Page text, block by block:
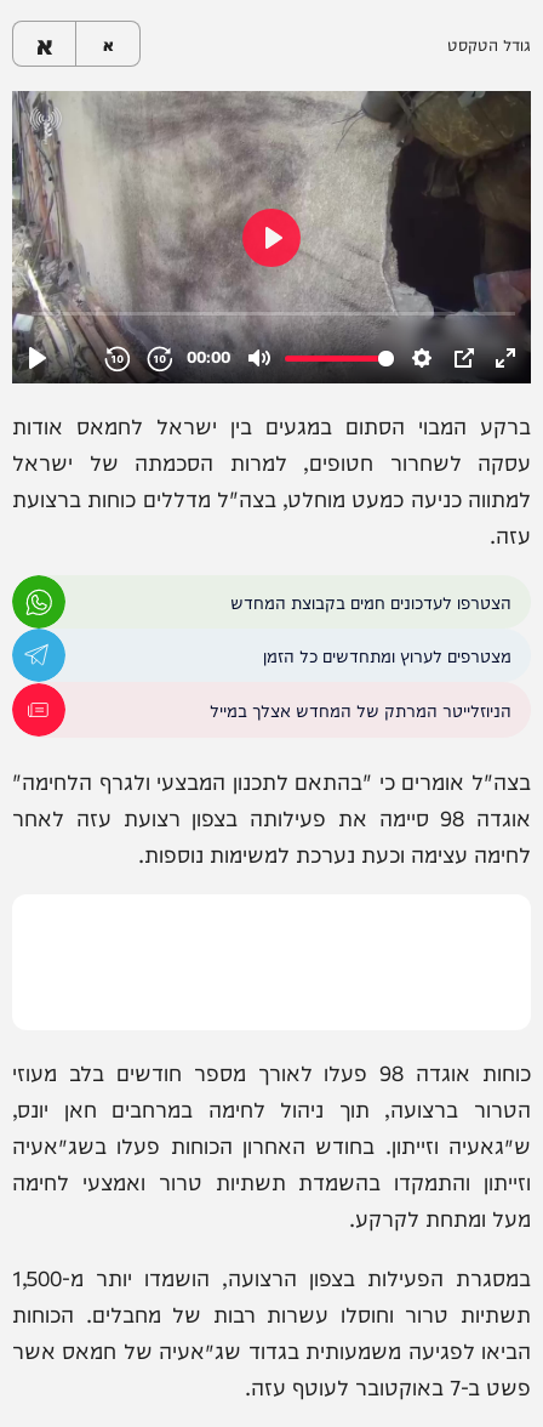
גודל הטקסט א א
ברקע המבוי הסתום במגעים בין ישראל לחמאס אודות
עסקה לשחרור חטופים, למרות הסכמתה של ישראל
למתווה כניעה כמעט מוחלט, בצה"ל מדללים כוחות ברצועת
עזה.
הצטרפו לעדכונים חמים בקבוצת המחדש
מצטרפים לערוץ ומתחדשים כל הזמן
הניוזלייטר המרתק של המחדש אצלך במייל
בצה"ל אומרים כי "בהתאם לתכנון המבצעי ולגרף הלחימה"
אוגדה 98 סיימה את פעילותה בצפון רצועת עזה לאחר
לחימה עצימה וכעת נערכת למשימות נוספות.
כוחות אוגדה 98 פעלו לאורך מספר חודשים בלב מעוזי
הטרור ברצועה, תוך ניהול לחימה במרחבים חאן יונס,
ש׳גאעיה וזייתון. בחודש האחרון הכוחות פעלו בשג׳אעיה
וזייתון והתמקדו בהשמדת תשתיות טרור ואמצעי לחימה
מעל ומתחת לקרקע.
במסגרת הפעילות בצפון הרצועה, הושמדו יותר מ-1,500
תשתיות טרור וחוסלו עשרות רבות של מחבלים. הכוחות
הביאו לפגיעה משמעותית בגדוד שג׳אעיה של חמאס אשר
פשט ב-7 באוקטובר לעוטף עזה.